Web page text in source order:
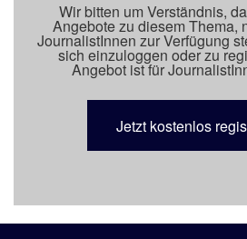
Wir bitten um Verständnis,
Angebote zu diesem Thema,
JournalistInnen zur Verfügung
sich einzuloggen oder zu
Angebot ist für
Jetzt kostenlos